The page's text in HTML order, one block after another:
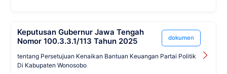
Keputusan Gubernur Jawa Tengah
Nomor 100.3.3.1/113 Tahun 2025
dokumen
tentang Persetujuan Kenaikan Bantuan Keuangan Partai Politik
Di Kabupaten Wonosobo